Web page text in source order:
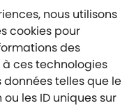
nous utilisons
cookies pour
des
ces technologies
telles que le
les ID uniques sur